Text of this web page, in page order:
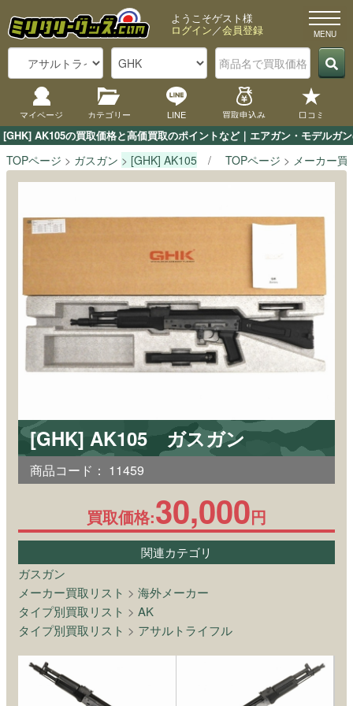
[GHK] AK105の買取価格と高価買取のポイントなど｜エアガン・モデルガ
ようこそゲスト様
ログイン／会員登録
マイページ カテゴリー LINE 買取申込み 口コミ
TOPページ ガスガン [GHK] AK105 TOPページ メーカー買
[GHK] AK105 ガスガン
商品コード： 11459
買取価格:30,000円
関連カテゴリ
ガスガン
メーカー買取リスト > 海外メーカー
タイプ別買取リスト > AK
タイプ別買取リスト > アサルトライフル